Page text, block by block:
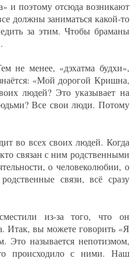
и поэтому отсюда возникают
должны заниматься какой-то
за этим. Чтобы браманы
не менее, «дэхатма будхи»,
«Мой дорогой Кришна,
людей? Это указывает на
Все свои люди. Потому
во всех своих людей. Когда
связан с ним родственными
о человеколюбии, о
связи, всё сразу
из-за того, что он
Итак, вы можете говорить «Я
Это называется непотизмом,
происходило с ними. Наш